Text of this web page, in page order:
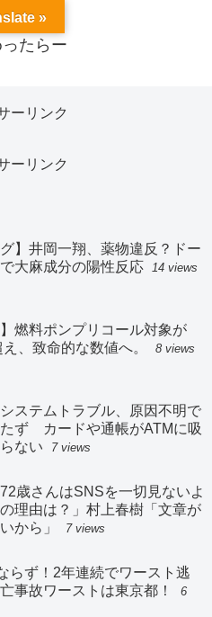
たらー
ーリンク
ーリンク
グ】井岡一翔、薬物違反？ドー
大麻成分の陽性反応
14 views
】燃料ポンプリコール対象が
、致命的な数値へ。
8 views
ステムトラブル、原因不明で
ず カードや通帳がATMに吸
ない
7 views
72歳さんはSNSを一切見ないよ
理由は？」村上春樹「文章が
から」
7 views
らず！2年連続でワースト逃
事故ワーストは東京都！
6
»